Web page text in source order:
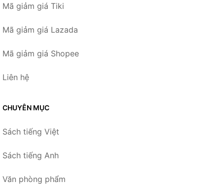
Mã giảm giá Tiki
Mã giảm giá Lazada
Mã giảm giá Shopee
Liên hệ
CHUYÊN MỤC
Sách tiếng Việt
Sách tiếng Anh
Văn phòng phẩm